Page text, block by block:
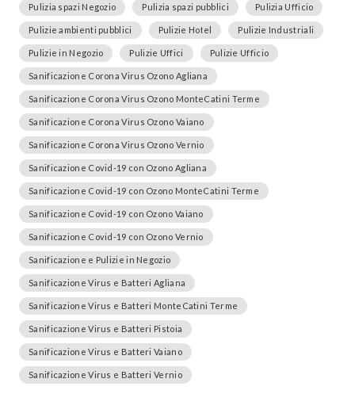
Pulizia spazi Negozio Pulizia spazi pubblici Pulizia Ufficio
Pulizie ambienti pubblici Pulizie Hotel Pulizie Industriali
Pulizie in Negozio Pulizie Uffici Pulizie Ufficio
Sanificazione Corona Virus Ozono Agliana
Sanificazione Corona Virus Ozono MonteCatini Terme
Sanificazione Corona Virus Ozono Vaiano
Sanificazione Corona Virus Ozono Vernio
Sanificazione Covid-19 con Ozono Agliana
Sanificazione Covid-19 con Ozono MonteCatini Terme
Sanificazione Covid-19 con Ozono Vaiano
Sanificazione Covid-19 con Ozono Vernio
Sanificazione e Pulizie in Negozio
Sanificazione Virus e Batteri Agliana
Sanificazione Virus e Batteri MonteCatini Terme
Sanificazione Virus e Batteri Pistoia
Sanificazione Virus e Batteri Vaiano
Sanificazione Virus e Batteri Vernio